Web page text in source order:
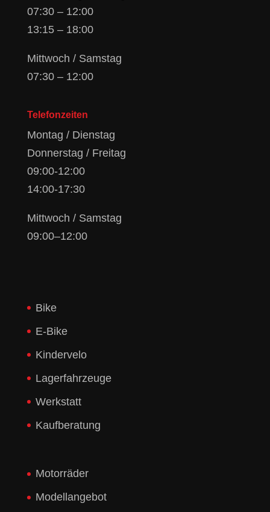
07:30 – 12:00
13:15 – 18:00
Mittwoch / Samstag
07:30 – 12:00
Telefonzeiten
Montag / Dienstag
Donnerstag / Freitag
09:00-12:00
14:00-17:30
Mittwoch / Samstag
09:00–12:00
Bike
E-Bike
Kindervelo
Lagerfahrzeuge
Werkstatt
Kaufberatung
Motorräder
Modellangebot